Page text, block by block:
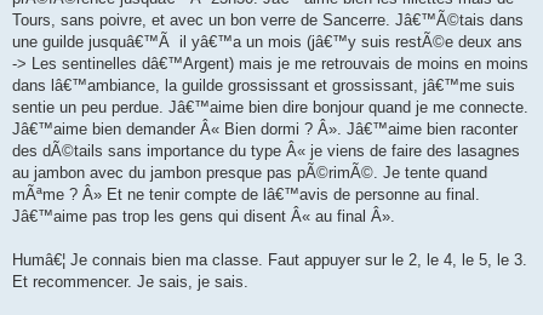
Tours, sans poivre, et avec un bon verre de Sancerre. Jâ€™Ã©tais dans
une guilde jusquâ€™Ã il yâ€™a un mois (jâ€™y suis restÃ©e deux ans
-> Les sentinelles dâ€™Argent) mais je me retrouvais de moins en moins
dans lâ€™ambiance, la guilde grossissant et grossissant, jâ€™me suis
sentie un peu perdue. Jâ€™aime bien dire bonjour quand je me connecte.
Jâ€™aime bien demander Â« Bien dormi ? Â». Jâ€™aime bien raconter
des dÃ©tails sans importance du type Â« je viens de faire des lasagnes
au jambon avec du jambon presque pas pÃ©rimÃ©. Je tente quand
mÃªme ? Â» Et ne tenir compte de lâ€™avis de personne au final.
Jâ€™aime pas trop les gens qui disent Â« au final Â».
Humâ€¦ Je connais bien ma classe. Faut appuyer sur le 2, le 4, le 5, le 3.
Et recommencer. Je sais, je sais.